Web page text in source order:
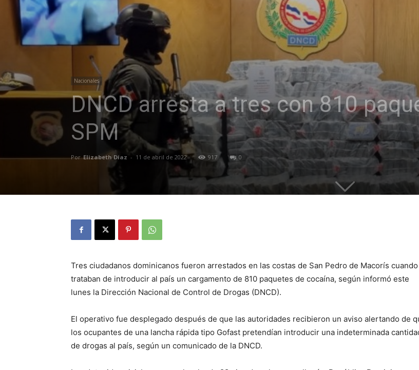
Nacionales
DNCD arresta a tres con 810
SPM
Por Elizabeth Diaz - 11 de abril de 2022 917 0
Tres ciudadanos dominicanos fueron arrestados en las costas de San Pedro de Macorís cuando
trataban de introducir al país un cargamento de 810 paquetes de cocaína, según informó este
lunes la Dirección Nacional de Control de Drogas (DNCD).
El operativo fue desplegado después de que las autoridades recibieron un aviso alertando de
los ocupantes de una lancha rápida tipo Gofast pretendían introducir una indeterminada
de drogas al país, según un comunicado de la DNCD.